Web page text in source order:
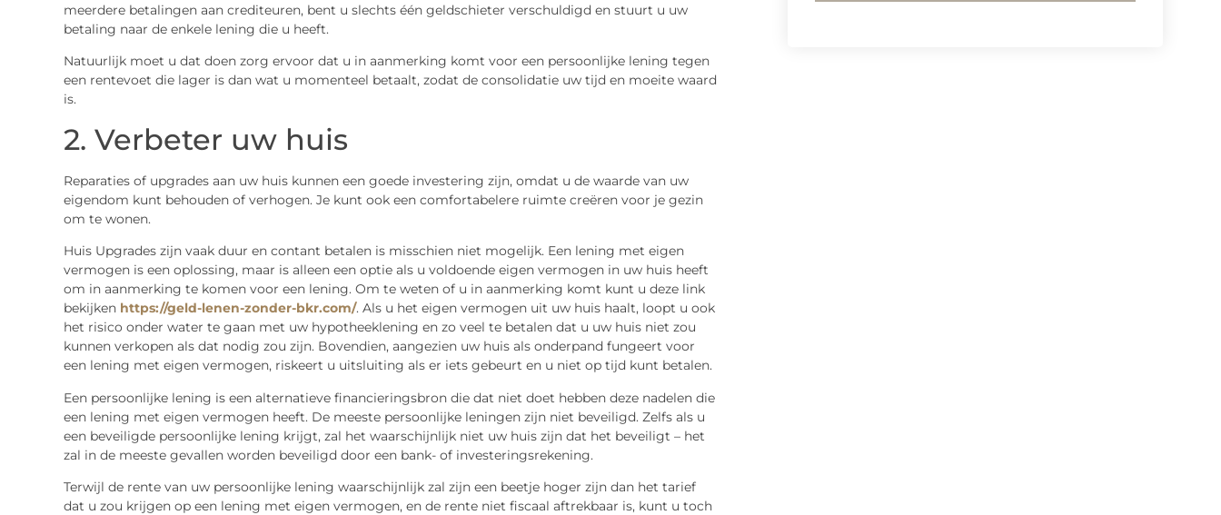
meerdere betalingen aan crediteuren, bent u slechts één geldschieter verschuldigd en stuurt u uw
betaling naar de enkele lening die u heeft.
Natuurlijk moet u dat doen zorg ervoor dat u in aanmerking komt voor een persoonlijke lening tegen
een rentevoet die lager is dan wat u momenteel betaalt, zodat de consolidatie uw tijd en moeite waard
is.
2. Verbeter uw huis
Reparaties of upgrades aan uw huis kunnen een goede investering zijn, omdat u de waarde van uw
eigendom kunt behouden of verhogen. Je kunt ook een comfortabelere ruimte creëren voor je gezin
om te wonen.
Huis Upgrades zijn vaak duur en contant betalen is misschien niet mogelijk. Een lening met eigen
vermogen is een oplossing, maar is alleen een optie als u voldoende eigen vermogen in uw huis heeft
om in aanmerking te komen voor een lening. Om te weten of u in aanmerking komt kunt u deze link
bekijken https://geld-lenen-zonder-bkr.com/. Als u het eigen vermogen uit uw huis haalt, loopt u ook
het risico onder water te gaan met uw hypotheeklening en zo veel te betalen dat u uw huis niet zou
kunnen verkopen als dat nodig zou zijn. Bovendien, aangezien uw huis als onderpand fungeert voor
een lening met eigen vermogen, riskeert u uitsluiting als er iets gebeurt en u niet op tijd kunt betalen.
Een persoonlijke lening is een alternatieve financieringsbron die dat niet doet hebben deze nadelen die
een lening met eigen vermogen heeft. De meeste persoonlijke leningen zijn niet beveiligd. Zelfs als u
een beveiligde persoonlijke lening krijgt, zal het waarschijnlijk niet uw huis zijn dat het beveiligt – het
zal in de meeste gevallen worden beveiligd door een bank- of investeringsrekening.
Terwijl de rente van uw persoonlijke lening waarschijnlijk zal zijn een beetje hoger zijn dan het tarief
dat u zou krijgen op een lening met eigen vermogen, en de rente niet fiscaal aftrekbaar is, kunt u toch